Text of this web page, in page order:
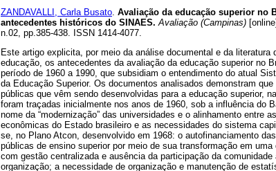
ZANDAVALLI, Carla Busato. Avaliação da educação superior no
antecedentes históricos do SINAES. Avaliação (Campinas)
n.02, pp.385-438. ISSN 1414-4077.
Este artigo explicita, por meio da análise documental e da literatura
educação, os antecedentes da avaliação da educação superior no
período de 1960 a 1990, que subsidiam o entendimento do atual
da Educação Superior. Os documentos analisados demonstram
públicas que vêm sendo desenvolvidas para a educação superior,
foram traçadas inicialmente nos anos de 1960, sob a influência do
nome da “modernização” das universidades e o alinhamento entre
econômicas do Estado brasileiro e as necessidades do sistema
se, no Plano Atcon, desenvolvido em 1968: o autofinanciamento
públicas de ensino superior por meio de sua transformação em uma
com gestão centralizada e ausência da participação da
organização; a necessidade de organização e manutenção de